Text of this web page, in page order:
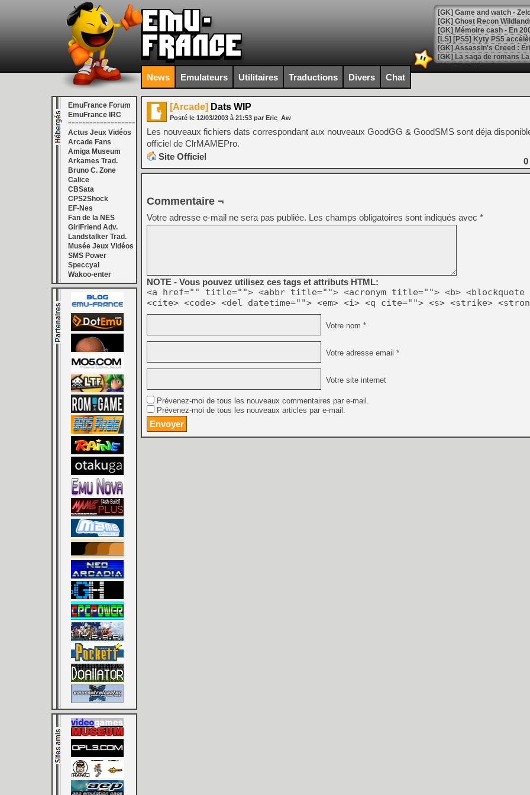
[Mo5] DOOM arrive en
[GK] Bethesda fête les 30
[GK] Roblox : l'action en
[GK] Agenda - GeForce
[GK] Devolver Digital en a
[LS] [PS5] ps5-y2jb-
[GK] Pourquoi Marvel
[GK] Test : Restory : Chill
[GK] GTA 6 : Rockstar
[GK] Hot Wheels Infinite
[GK] Mémoire cash -
[GK] Résultats Nintendo :
[GK] Déjà des
[Mo5] Brickboy cherche à
[GK] Minecraft et ses «
[GK] Beast of
[GK] Ubisoft : fin de partie
[GK] Mémoire cash -
[GK] Dan Houser (GTA)
[GK] Comment EA Sports
[GK] Crimson Moon : un
[GK] Isle of Reveries : le
[GK] Moonlighter 2 : The
[GK] Capcom relance
[Mo5] Deux inédits du
[GK] Le beat'em up The
[GK] Endless Legend 2 :
[LS] [PS5] Premiers
News Emulateurs Utilitaires Traductions Divers Chat
EmuFrance Forum
EmuFrance IRC
===================
Actus Jeux Vidéos
Arcade Fans
Amiga Museum
Arkames Trad.
Bruno C. Zone
Calice
CBSata
CPS2Shock
EF-Nes
Fan de la NES
GirlFriend Adv.
Landstalker Trad.
Musée Jeux Vidéos
SMS Power
Speccyal
Wakoo-enter
[Arcade] Dats WIP
Posté le 12/03/2003 à 21:53 par Eric_Aw
Les nouveaux fichiers dats correspondant aux nouveaux GoodGG & GoodSMS sont déja
officiel de ClrMAMEPro.
Site Officiel
0
Commentaire ¬
Votre adresse e-mail ne sera pas publiée. Les champs obligatoires sont indiqués avec *
NOTE - Vous pouvez utilisez ces tags et attributs HTML:
<a href="" title=""> <abbr title=""> <acronym title=""> <b> <blockquote
<cite> <code> <del datetime=""> <em> <i> <q cite=""> <s> <strike>
Votre nom *
Votre adresse email *
Votre site internet
Prévenez-moi de tous les nouveaux commentaires par e-mail.
Prévenez-moi de tous les nouveaux articles par e-mail.